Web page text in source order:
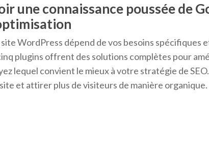
une connaissance poussée de
WordPress dépend de vos besoins spécifiques
plugins offrent des solutions complètes pour
lequel convient le mieux à votre stratégie de
et attirer plus de visiteurs de manière organique.